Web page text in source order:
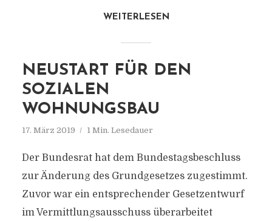
WEITERLESEN
NEUSTART FÜR DEN
SOZIALEN
WOHNUNGSBAU
17. März 2019 1 Min. Lesedauer
Der Bundesrat hat dem Bundestagsbeschluss
zur Änderung des Grundgesetzes zugestimmt.
Zuvor war ein entsprechender Gesetzentwurf
im Vermittlungsausschuss überarbeitet